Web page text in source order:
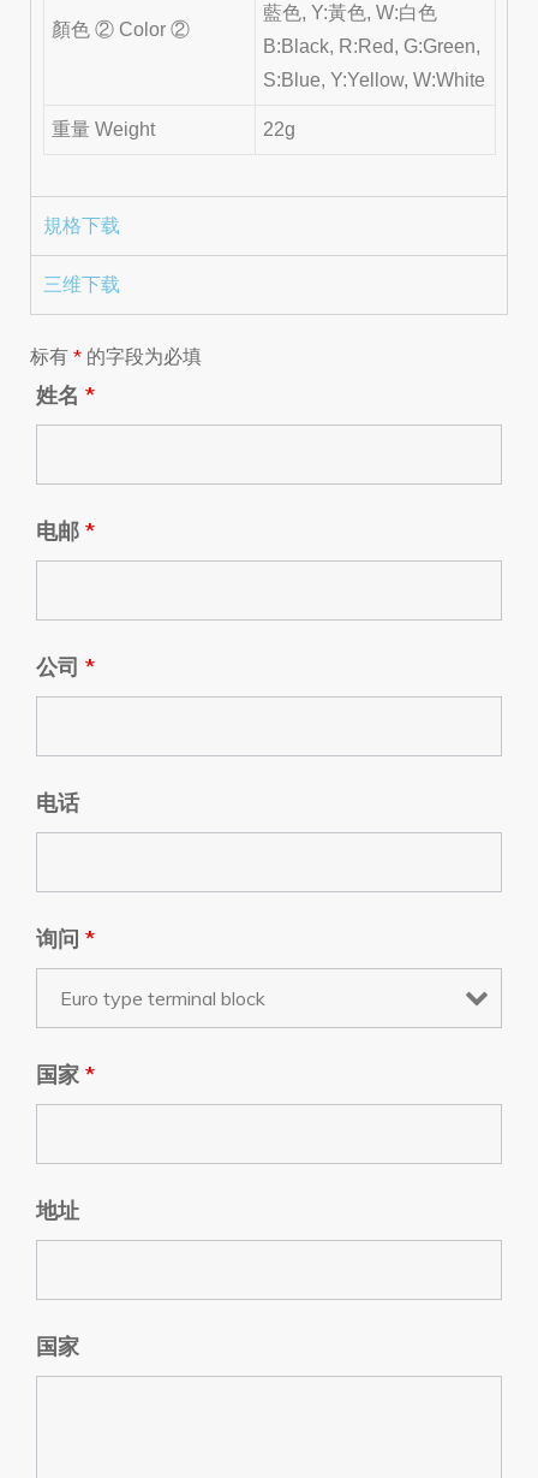
顏色 ② Color ②
藍色, Y:黃色, W:白色
B:Black, R:Red, G:Green,
S:Blue, Y:Yellow, W:White
重量 Weight 22g
規格下载
三维下载
标有 * 的字段为必填
姓名 *
电邮 *
公司 *
电话
询问 *
国家 *
地址
国家